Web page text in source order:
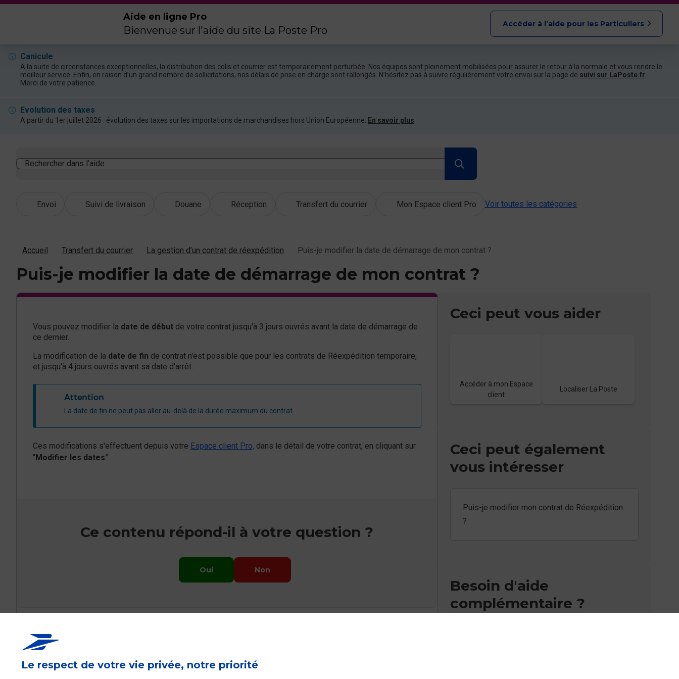
Le respect de votre vie privée, notre priorité
Aide en ligne Pro
Bienvenue sur l'aide du site La Poste Pro
Accéder à l’aide pour les Particuliers
Canicule
A la suite de circonstances exceptionnelles, la distribution des colis et courrier est temporairement perturbée. Nos équipes sont pleinement mobilisées pour assurer le retour à la normale et vous rendre le
meilleur service. Enfin, en raison d’un grand nombre de sollicitations, nos délais de prise en charge sont rallongés. N’hésitez pas à suivre régulièrement votre envoi sur la page de suivi sur LaPoste.fr
Merci de votre patience.
Evolution des taxes
A partir du 1er juillet 2026 : évolution des taxes sur les importations de marchandises hors Union Européenne. En savoir plus
Rechercher dans l’aide
Envoi Suivi de livraison Douane Réception Transfert du courrier Mon Espace client Pro Voir toutes les catégories
Accueil Transfert du courrier La gestion d’un contrat de réexpédition Puis-je modifier la date de démarrage de mon contrat ?
Puis-je modifier la date de démarrage de mon contrat ?
Vous pouvez modifier la date de début de votre contrat jusqu'à 3 jours ouvrés avant la date de démarrage de
ce dernier.
La modification de la date de fin de contrat n'est possible que pour les contrats de Réexpédition temporaire,
et jusqu'à 4 jours ouvrés avant sa date d'arrêt.
Attention
​​​La date de fin ne peut pas aller au-delà de la durée maximum du contrat.
Ces modifications s'effectuent depuis votre Espace client Pro, dans le détail de votre contrat, en cliquant sur
“Modifier les dates”.
Ce contenu répond-il à votre question ?
Oui Non
Ceci peut vous aider
Accéder à mon Espace
client
Localiser La Poste
Ceci peut également
vous intéresser
Puis-je modifier mon contrat de Réexpédition
?
Besoin d'aide
complémentaire ?